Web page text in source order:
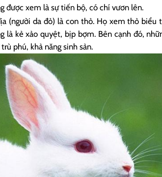
được xem là sự tiến bộ, có chí vươn lên.
(người da đỏ) là con thỏ. Họ xem thỏ biểu
là kẻ xảo quyệt, bịp bợm. Bên cạnh đó,
phú, khả năng sinh sản.